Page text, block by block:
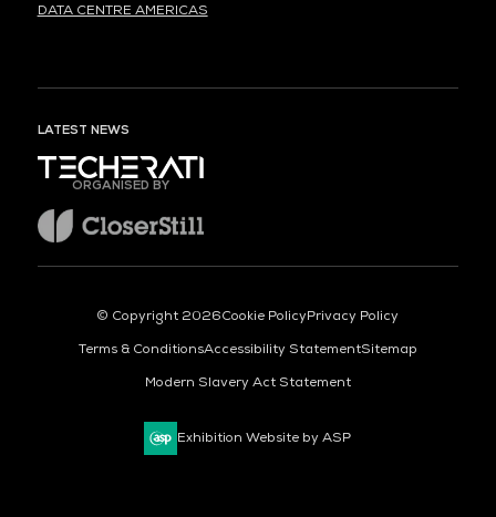
DATA CENTRE AMERICAS
LATEST NEWS
ORGANISED BY
© Copyright 2026Cookie PolicyPrivacy Policy
Terms & ConditionsAccessibility StatementSitemap
Modern Slavery Act Statement
Exhibition Website by ASP